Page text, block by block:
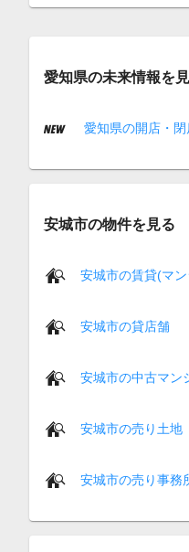
愛知県の未来情報を
愛知県の開店・閉
安城市の物件を見る
安城市の賃貸(マ
安城市の貸店舗
安城市の中古マン
安城市の売り土地
安城市の売り事務